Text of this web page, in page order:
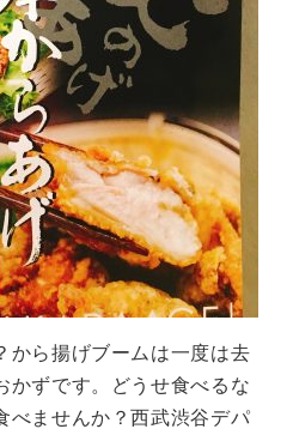
から揚げブームは一度は去
かずです。どうせ食べるな
べませんか？西武渋谷デパ